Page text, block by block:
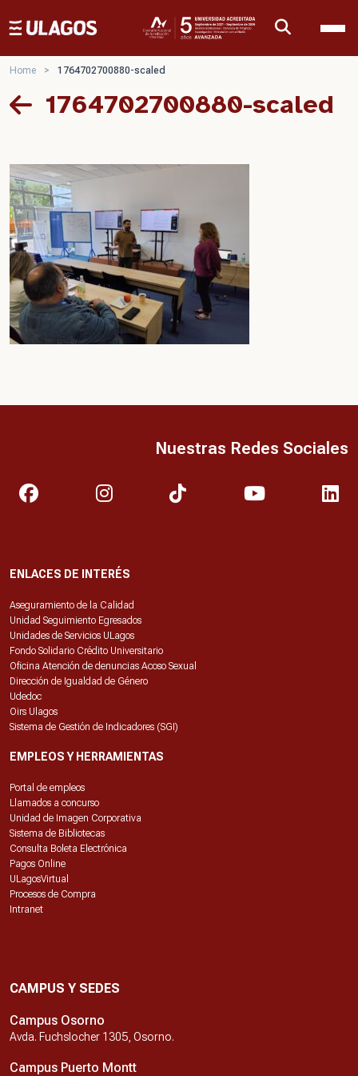
Ulagos Template
Home > 1764702700880-scaled
1764702700880-scaled
ENLACES DE INTERÉS
Aseguramiento de la Calidad
Unidad Seguimiento Egresados
Unidades de Servicios ULagos
Fondo Solidario Crédito Universitario
Oficina Atención de denuncias Acoso Sexual
Dirección de Igualdad de Género
Udedoc
Oirs Ulagos
Sistema de Gestión de Indicadores (SGI)
EMPLEOS Y HERRAMIENTAS
Portal de empleos
Llamados a concurso
Unidad de Imagen Corporativa
Sistema de Bibliotecas
Consulta Boleta Electrónica
Pagos Online
ULagosVirtual
Procesos de Compra
Intranet
CAMPUS Y SEDES
Campus Osorno
Avda. Fuchslocher 1305, Osorno.
Campus Puerto Montt
Nuestras Redes Sociales